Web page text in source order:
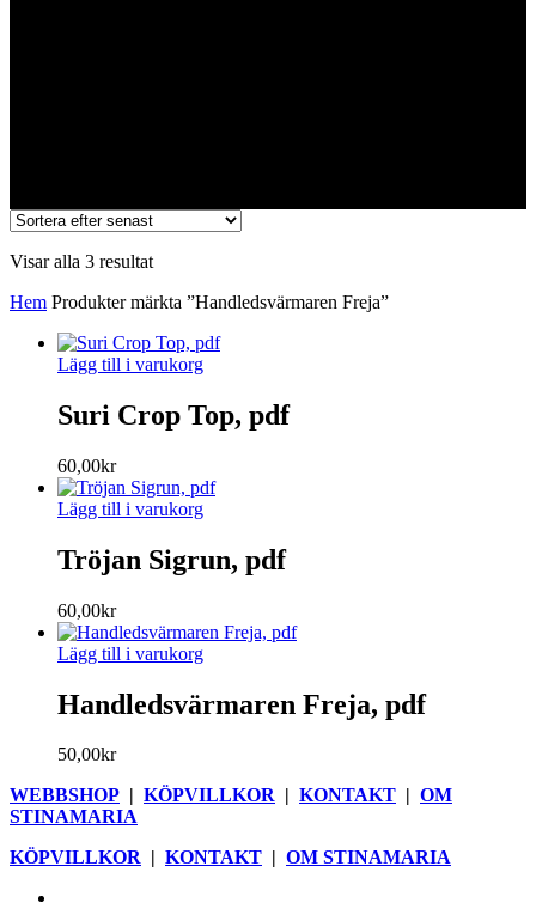
Visar alla 3 resultatSortera
senaste
Hem Produkter märkta ”Handledsvärmaren Freja”
Lägg till i varukorg
Suri Crop Top, pdf
60,00kr
Lägg till i varukorg
Tröjan Sigrun, pdf
60,00kr
Lägg till i varukorg
Handledsvärmaren Freja, pdf
50,00kr
WEBBSHOP | KÖPVILLKOR | KONTAKT | OM
STINAMARIA
KÖPVILLKOR | KONTAKT | OM STINAMARIA